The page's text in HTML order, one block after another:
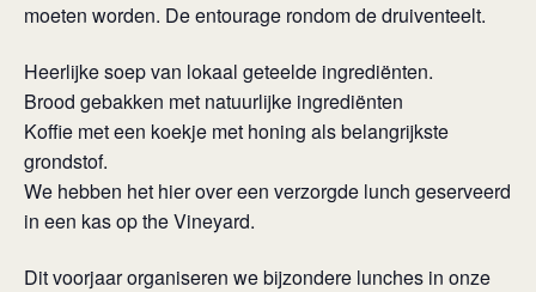
moeten worden. De entourage rondom de druiventeelt.
Heerlijke soep van lokaal geteelde ingrediënten.
Brood gebakken met natuurlijke ingrediënten
Koffie met een koekje met honing als belangrijkste
grondstof.
We hebben het hier over een verzorgde lunch geserveerd
in een kas op the Vineyard.
Dit voorjaar organiseren we bijzondere lunches in onze